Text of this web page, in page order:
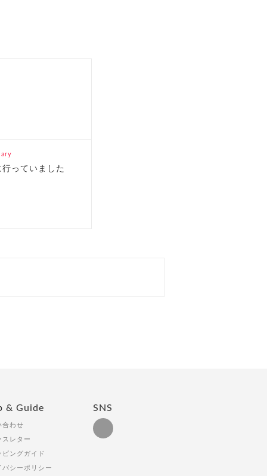
行っていました
& Guide
合わせ
スレター
ピングガイド
バシーポリシー
SNS